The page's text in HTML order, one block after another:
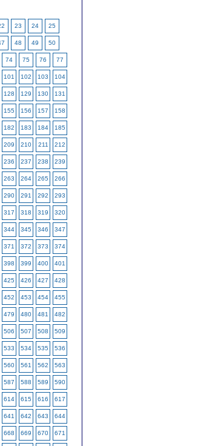
23 24 25
48 49 50
74 75 76 77
101 102 103 104
128 129 130 131
155 156 157 158
182 183 184 185
209 210 211 212
236 237 238 239
263 264 265 266
290 291 292 293
317 318 319 320
344 345 346 347
371 372 373 374
398 399 400 401
425 426 427 428
452 453 454 455
479 480 481 482
506 507 508 509
533 534 535 536
560 561 562 563
587 588 589 590
614 615 616 617
641 642 643 644
668 669 670 671